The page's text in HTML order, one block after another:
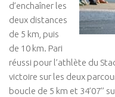
d’enchaîner les
deux distances
de 5 km, puis
de 10 km. Pari
réussi pour l’athlète du
victoire sur les deux
boucle de 5 km et 34’07’’